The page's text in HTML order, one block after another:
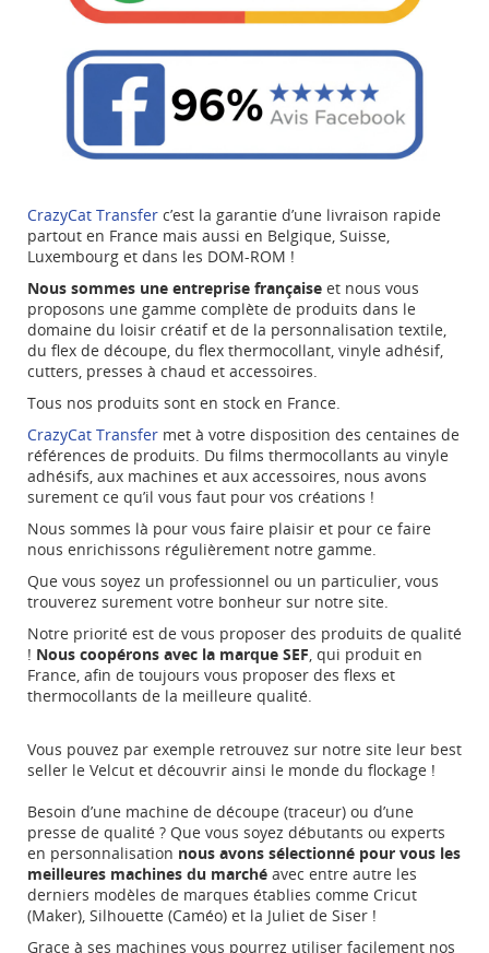
CrazyCat Transfer c’est la garantie d’une livraison rapide
partout en France mais aussi en Belgique, Suisse,
Luxembourg et dans les DOM-ROM !
Nous sommes une entreprise française et nous vous
proposons une gamme complète de produits dans le
domaine du loisir créatif et de la personnalisation textile,
du flex de découpe, du flex thermocollant, vinyle adhésif,
cutters, presses à chaud et accessoires.
Tous nos produits sont en stock en France.
CrazyCat Transfer met à votre disposition des centaines de
références de produits. Du films thermocollants au vinyle
adhésifs, aux machines et aux accessoires, nous avons
surement ce qu’il vous faut pour vos créations !
Nous sommes là pour vous faire plaisir et pour ce faire
nous enrichissons régulièrement notre gamme.
Que vous soyez un professionnel ou un particulier, vous
trouverez surement votre bonheur sur notre site.
Notre priorité est de vous proposer des produits de qualité
! Nous coopérons avec la marque SEF , qui produit en
France, afin de toujours vous proposer des flexs et
thermocollants de la meilleure qualité.
Vous pouvez par exemple retrouvez sur notre site leur best
seller le Velcut et découvrir ainsi le monde du flockage !
Besoin d’une machine de découpe (traceur) ou d’une
presse de qualité ? Que vous soyez débutants ou experts
en personnalisation nous avons sélectionné pour vous les
meilleures machines du marché avec entre autre les
derniers modèles de marques établies comme Cricut
(Maker), Silhouette (Caméo) et la Juliet de Siser !
Grace à ses machines vous pourrez utiliser facilement nos
add_circle_outlineCréer une nouvelle liste
((confirmMessage))
((cancelText)) ((modalDeleteText))
NOM DE LA LISTE D'ENVIES
Annuler Créer une liste d'envies
votre liste d'envies.